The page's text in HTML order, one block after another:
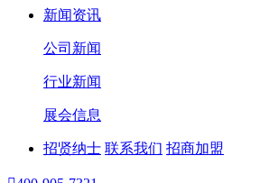
新闻资讯
公司新闻
行业新闻
展会信息
招贤纳士 联系我们 招商加盟